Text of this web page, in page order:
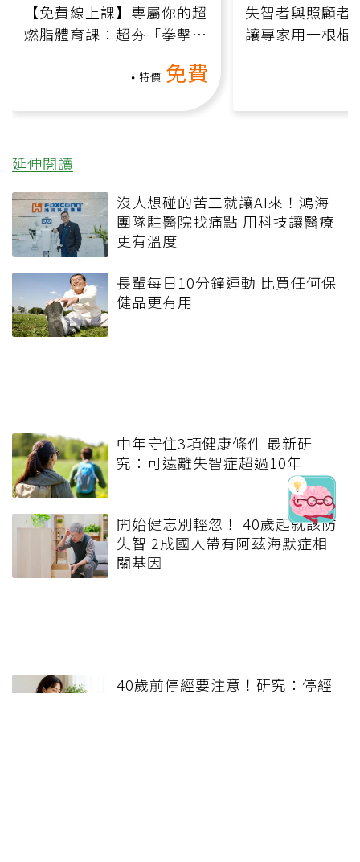
【免費線上課】專屬你的超
燃脂體育課：超夯「拳擊有
特價 免費
失智者與照顧者
讓專家用一根棍
延伸閱讀
沒人想碰的苦工就讓AI來！鴻海
團隊駐醫院找痛點 用科技讓醫療
更有溫度
長輩每日10分鐘運動 比買任何保
健品更有用
中年守住3項健康條件 最新研
究：可遠離失智症超過10年
開始健忘別輕忽！ 40歲起就該防
失智 2成國人帶有阿茲海默症相
關基因
40歲前停經要注意！研究：停經